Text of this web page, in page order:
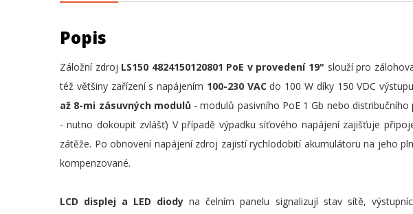
Popis
Záložní zdroj LS150 4824150120801 PoE v provedení 19" slouží pro
též většiny zařízení s napájením 100-230 VACdo 100 W díky 150 VDC
až 8-mi zásuvných modulů - modulů pasivního PoE 1 Gb nebo
- nutno dokoupit zvlášť) V případě výpadku síťového napájení zajišťuje
zátěže. Po obnovení napájení zdroj zajistí rychlodobití akumulátoru na jeho
kompenzované.
LCD displej a LED diodyna čelním panelu signalizují stav sítě,